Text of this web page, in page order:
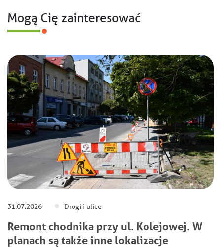
Mogą Cię zainteresować
31.07.2026 Drogi i ulice
Remont chodnika przy ul. Kolejowej. W
planach są także inne lokalizacje